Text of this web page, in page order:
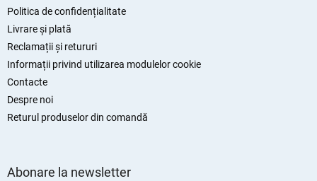
Politica de confidențialitate
Livrare și plată
Reclamații și retururi
Informații privind utilizarea modulelor cookie
Contacte
Despre noi
Returul produselor din comandă
Abonare la newsletter